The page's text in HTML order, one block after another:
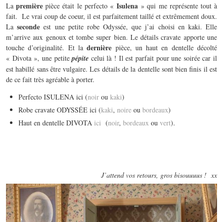
Lapremière pièce était le perfecto «Isulena » qui me représente tout à
fait. Le vrai coup de coeur, il est parfaitement taillé et extrêmement doux.
Laseconde est une petite robe Odyssée, que j’ai choisi en kaki. Elle
m’arrive aux genoux et tombe super bien. Le détails cravate apporte une
touche d’originalité. Et ladernière pièce, un haut en dentelle décolté
« Divota », une petitepépite celui là ! Il est parfait pour une soirée car il
est habillé sans être vulgaire. Les détails de la dentelle sont bien finis il est
de ce fait très agréable à porter.
Perfecto ISULENA ici (noir ou kaki)
Robe cravate ODYSSÉE ici (kaki, noire ou bordeaux)
Haut en dentelle DIVOTA ici (noir, bordeaux ou vert).
J’attend vos retours, gros bisouuuus ! xx